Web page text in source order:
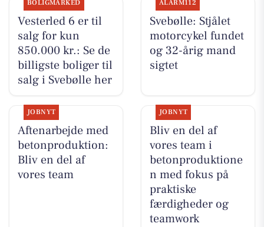
BOLIGMARKED
Vesterled 6 er til
salg for kun
850.000 kr.: Se de
billigste boliger til
salg i Svebølle her
ALARM112
Svebølle: Stjålet
motorcykel fundet
og 32-årig mand
sigtet
JOBNYT
Aftenarbejde med
betonproduktion:
Bliv en del af
vores team
JOBNYT
Bliv en del af
vores team i
betonproduktione
n med fokus på
praktiske
færdigheder og
teamwork